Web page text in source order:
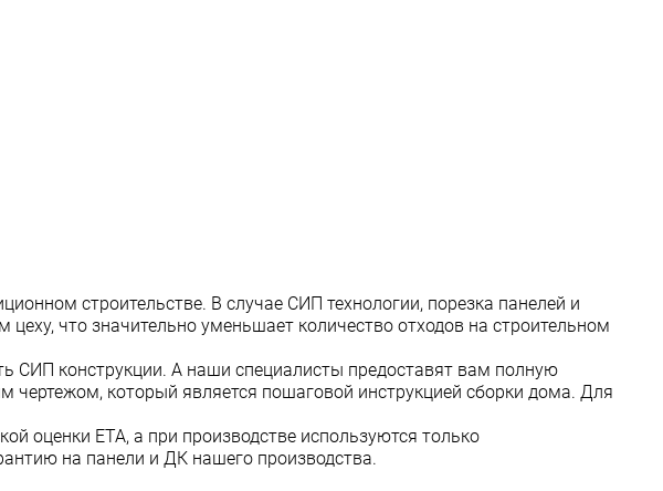
строительстве. В случае СИП технологии, порезка панелей и
что значительно уменьшает количество отходов на строительном
СИП конструкции. А наши специалисты предоставят вам полную
чертежом, который является пошаговой инструкцией сборки дома. Для
оценки ЕТА, а при производстве используются только
на панели и ДК нашего производства.